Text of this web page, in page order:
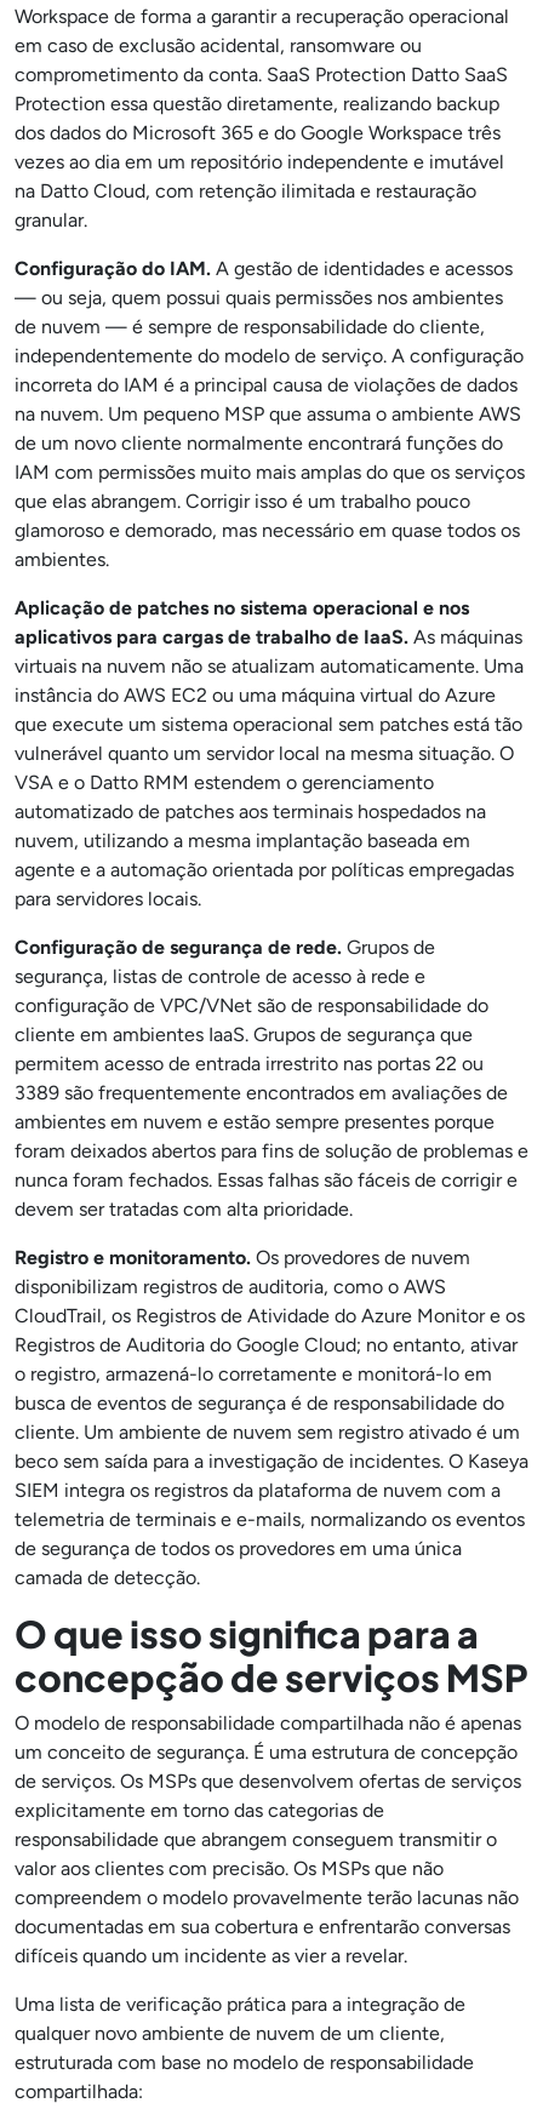
Workspace de forma a garantir a recuperação operacional
em caso de exclusão acidental, ransomware ou
comprometimento da conta. SaaS Protection Datto SaaS
Protection essa questão diretamente, realizando backup
dos dados do Microsoft 365 e do Google Workspace três
vezes ao dia em um repositório independente e imutável
na Datto Cloud, com retenção ilimitada e restauração
granular.
Configuração do IAM. A gestão de identidades e acessos
— ou seja, quem possui quais permissões nos ambientes
de nuvem — é sempre de responsabilidade do cliente,
independentemente do modelo de serviço. A configuração
incorreta do IAM é a principal causa de violações de dados
na nuvem. Um pequeno MSP que assuma o ambiente AWS
de um novo cliente normalmente encontrará funções do
IAM com permissões muito mais amplas do que os serviços
que elas abrangem. Corrigir isso é um trabalho pouco
glamoroso e demorado, mas necessário em quase todos os
ambientes.
Aplicação de patches no sistema operacional e nos
aplicativos para cargas de trabalho de IaaS. As máquinas
virtuais na nuvem não se atualizam automaticamente. Uma
instância do AWS EC2 ou uma máquina virtual do Azure
que execute um sistema operacional sem patches está tão
vulnerável quanto um servidor local na mesma situação. O
VSA e o Datto RMM estendem o gerenciamento
automatizado de patches aos terminais hospedados na
nuvem, utilizando a mesma implantação baseada em
agente e a automação orientada por políticas empregadas
para servidores locais.
Configuração de segurança de rede. Grupos de
segurança, listas de controle de acesso à rede e
configuração de VPC/VNet são de responsabilidade do
cliente em ambientes IaaS. Grupos de segurança que
permitem acesso de entrada irrestrito nas portas 22 ou
3389 são frequentemente encontrados em avaliações de
ambientes em nuvem e estão sempre presentes porque
foram deixados abertos para fins de solução de problemas e
nunca foram fechados. Essas falhas são fáceis de corrigir e
devem ser tratadas com alta prioridade.
Registro e monitoramento. Os provedores de nuvem
disponibilizam registros de auditoria, como o AWS
CloudTrail, os Registros de Atividade do Azure Monitor e os
Registros de Auditoria do Google Cloud; no entanto, ativar
o registro, armazená-lo corretamente e monitorá-lo em
busca de eventos de segurança é de responsabilidade do
cliente. Um ambiente de nuvem sem registro ativado é um
beco sem saída para a investigação de incidentes. O Kaseya
SIEM integra os registros da plataforma de nuvem com a
telemetria de terminais e e-mails, normalizando os eventos
de segurança de todos os provedores em uma única
camada de detecção.
O que isso significa para a
concepção de serviços MSP
O modelo de responsabilidade compartilhada não é apenas
um conceito de segurança. É uma estrutura de concepção
de serviços. Os MSPs que desenvolvem ofertas de serviços
explicitamente em torno das categorias de
responsabilidade que abrangem conseguem transmitir o
valor aos clientes com precisão. Os MSPs que não
compreendem o modelo provavelmente terão lacunas não
documentadas em sua cobertura e enfrentarão conversas
difíceis quando um incidente as vier a revelar.
Uma lista de verificação prática para a integração de
qualquer novo ambiente de nuvem de um cliente,
estruturada com base no modelo de responsabilidade
compartilhada: